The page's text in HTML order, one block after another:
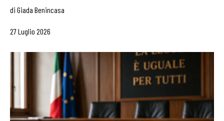
di Giada Benincasa
27 Luglio 2026